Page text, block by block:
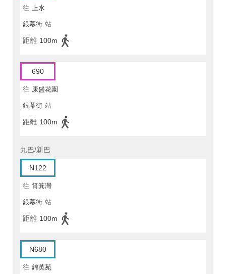
往 上水
銀幕街 站
距離 100m
690
往 康盛花園
銀幕街 站
距離 100m
九巴/新巴
N122
往 筲箕灣
銀幕街 站
距離 100m
N680
往 錦英苑